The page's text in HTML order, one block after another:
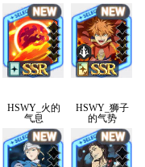
HSWY_火的
气息
HSWY_狮子
的气势